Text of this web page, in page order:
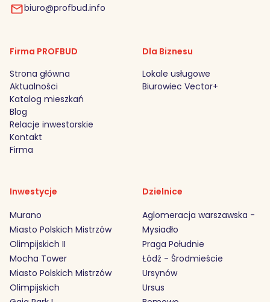
biuro@profbud.info
Firma PROFBUD
Strona główna
Aktualności
Katalog mieszkań
Blog
Relacje inwestorskie
Kontakt
Firma
Dla Biznesu
Lokale usługowe
Biurowiec Vector+
Inwestycje
Murano
Miasto Polskich Mistrzów
Olimpijskich II
Mocha Tower
Miasto Polskich Mistrzów
Olimpijskich
Dzielnice
Aglomeracja warszawska -
Mysiadło
Praga Południe
Łódź - Środmieście
Ursynów
Ursus